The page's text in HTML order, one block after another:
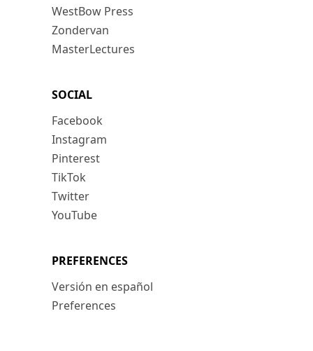
WestBow Press
Zondervan
MasterLectures
SOCIAL
Facebook
Instagram
Pinterest
TikTok
Twitter
YouTube
PREFERENCES
Versión en español
Preferences